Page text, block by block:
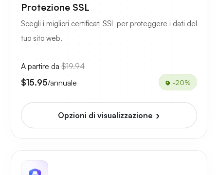
Protezione SSL
Scegli i migliori certificati SSL per proteggere i dati del
tuo sito web.
A partire da $19.94
$15.95/annuale -20%
Opzioni di visualizzazione